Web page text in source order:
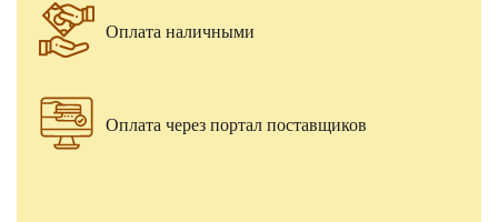
Оплата наличными
Оплата через портал поставщиков